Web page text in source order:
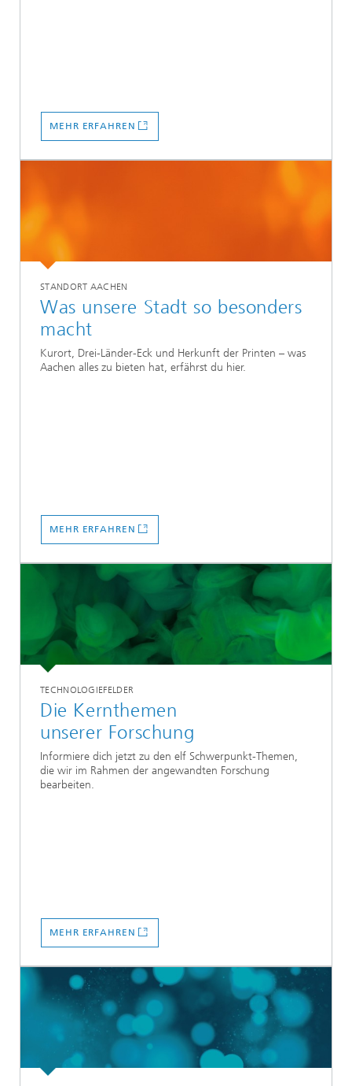
MEHR ERFAHREN
STANDORT AACHEN
Was unsere Stadt so besonders
macht
Kurort, Drei-Länder-Eck und Herkunft der Printen – was
Aachen alles zu bieten hat, erfährst du hier.
MEHR ERFAHREN
TECHNOLOGIEFELDER
Die Kernthemen
unserer Forschung
Informiere dich jetzt zu den elf Schwerpunkt-Themen,
die wir im Rahmen der angewandten Forschung
bearbeiten.
MEHR ERFAHREN